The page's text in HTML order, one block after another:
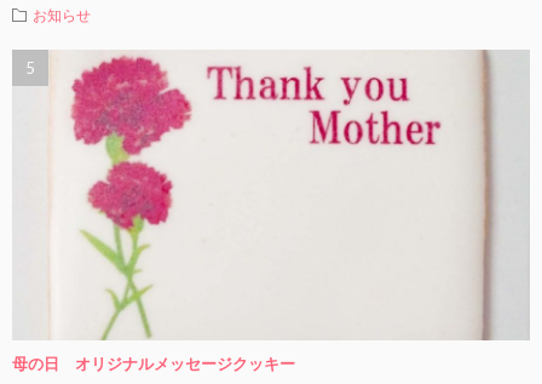
お知らせ
母の日 オリジナルメッセージクッキー